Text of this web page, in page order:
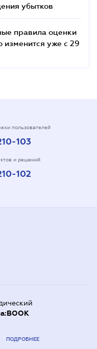
убытков
правила оценки
изменится уже с 29
пользователей
103
и решений
102
ПОДРОБНЕЕ